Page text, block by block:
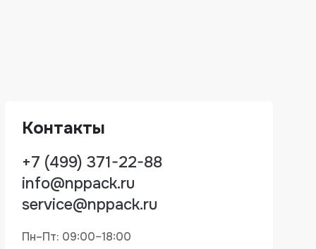
Контакты
+7 (499) 371-22-88
info@nppack.ru
service@nppack.ru
Пн–Пт: 09:00–18:00